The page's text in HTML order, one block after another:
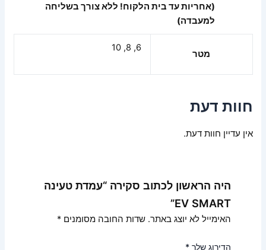
(אחריות עד בית הלקוח! ללא צורך בשליחה
למעבדה)
מטר
6, 8, 10
חוות דעת
אין עדיין חוות דעת.
היה הראשון לכתוב סקירה “עמדת טעינה
EV SMART”
האימייל לא יוצג באתר. שדות החובה מסומנים *
הדירוג שלך *